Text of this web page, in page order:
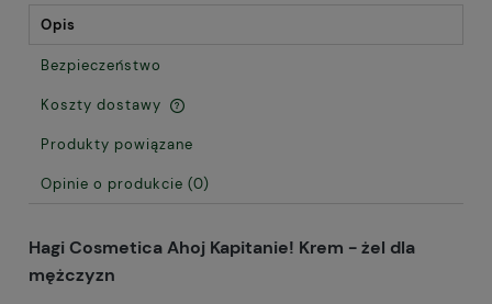
Opis
Bezpieczeństwo
Koszty dostawy
Cena nie zawiera ewentualnych kosztów płatności
Produkty powiązane
Opinie o produkcie (0)
Hagi Cosmetica Ahoj Kapitanie! Krem - żel dla
mężczyzn